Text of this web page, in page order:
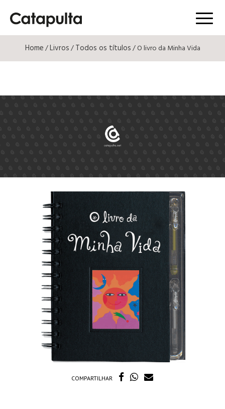
Menú
Home/Livros/Todos os títulos/ O livro da Minha Vida
COMPARTILHAR